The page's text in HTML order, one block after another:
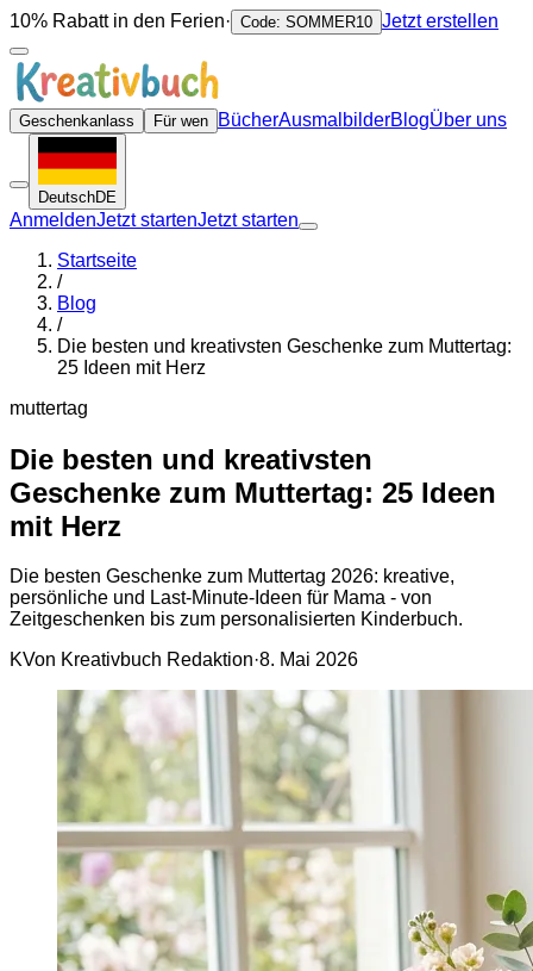
10% Rabatt in den Ferien· Code: SOMMER10 Jetzt erstellen
Geschenkanlass Für wen BücherAusmalbilderBlogÜber uns
DeutschDE
AnmeldenJetzt startenJetzt starten
Startseite
/
Blog
/
Die besten und kreativsten Geschenke zum Muttertag:
25 Ideen mit Herz
muttertag
Die besten und kreativsten
Geschenke zum Muttertag: 25 Ideen
mit Herz
Die besten Geschenke zum Muttertag 2026: kreative,
persönliche und Last-Minute-Ideen für Mama - von
Zeitgeschenken bis zum personalisierten Kinderbuch.
KVon Kreativbuch Redaktion·8. Mai 2026